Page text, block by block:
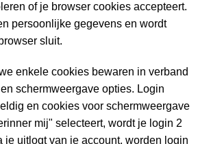
of je browser cookies accepteert.
persoonlijke gegevens en wordt
sluit.
enkele cookies bewaren in verband
schermweergave opties. Login
en cookies voor schermweergave
mij" selecteert, wordt je login 2
je uitlogt van je account, worden login